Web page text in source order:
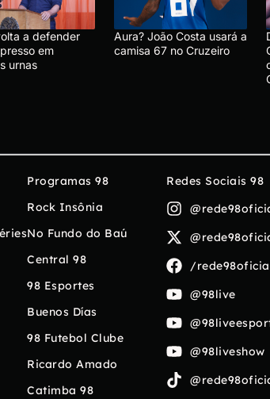
a defender
em
urnas
Aura? João Costa usará a
camisa 67 no Cruzeiro
Programas 98
Rock Insônia
No Fundo do Baú
Central 98
98 Esportes
Buenos Días
98 Futebol Clube
Ricardo Amado
Catimba 98
Redes Sociais 98
/
@98live
@98liveshow